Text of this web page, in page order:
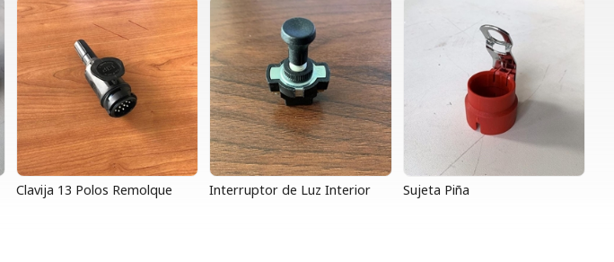
Clavija 13 Polos Remolque Interruptor de Luz Interior Sujeta Piña